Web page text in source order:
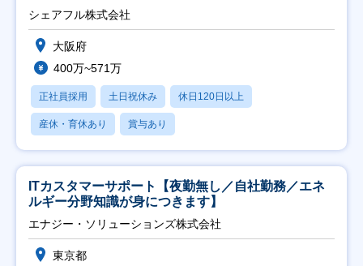
シェアフル株式会社
大阪府
400万~571万
正社員採用 土日祝休み 休日120日以上
産休・育休あり 賞与あり
ITカスタマーサポート【夜勤無し／自社勤務／エネ
ルギー分野知識が身につきます】
エナジー・ソリューションズ株式会社
東京都